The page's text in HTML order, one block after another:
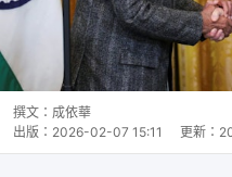
撰文： 成依華
出版： 2026-02-07 15:11 更新：